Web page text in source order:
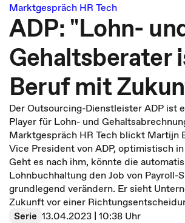
Marktgespräch HR Tech
ADP: "Lohn-
Gehaltsberater
Beruf mit
Der Outsourcing-Dienstleister ADP ist
Player für Lohn- und
Marktgespräch HR Tech blickt Martijn
Vice President von ADP, optimistisch
Geht es nach ihm, könnte die
Lohnbuchhaltung den Job von Payroll-
grundlegend verändern. Er sieht
Zukunft vor einer
Serie 13.04.2023 | 10:38 Uhr